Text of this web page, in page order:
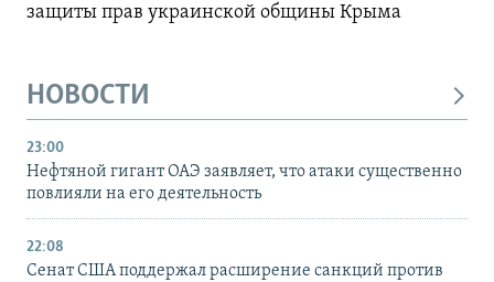
защиты прав украинской общины Крыма
НОВОСТИ
23:00
Нефтяной гигант ОАЭ заявляет, что атаки существенно
повлияли на его деятельность
22:08
Сенат США поддержал расширение санкций против